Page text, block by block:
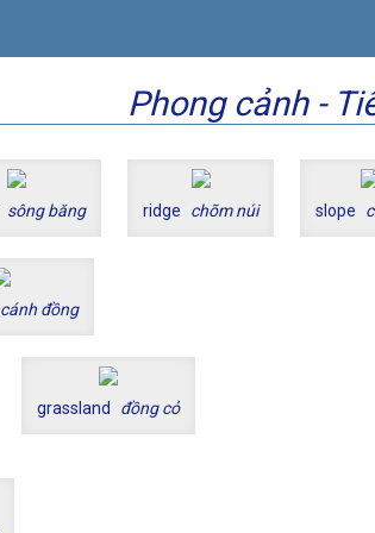
Phong cảnh -
sông băng ridge chõm núi slope
cánh đồng
grassland đồng cỏ